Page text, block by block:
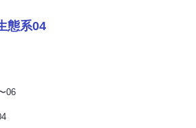
態系04
06